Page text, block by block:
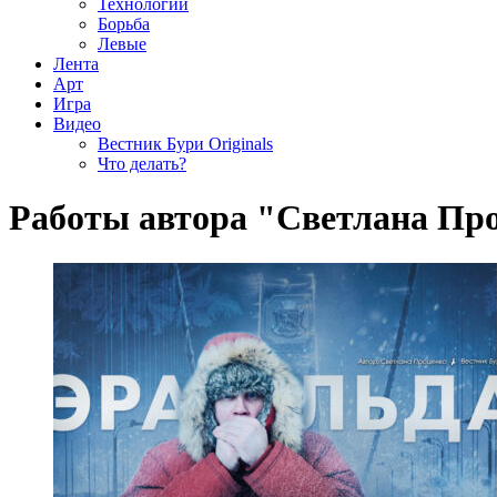
Технологии
Борьба
Левые
Лента
Арт
Игра
Видео
Вестник Бури Originals
Что делать?
Работы автора "Светлана